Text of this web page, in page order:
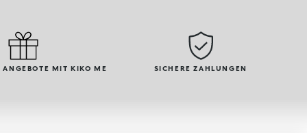
ANGEBOTE MIT KIKO ME SICHERE ZAHLUNGEN